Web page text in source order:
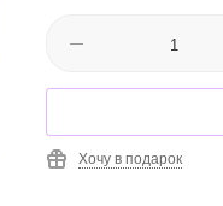
Хочу в подарок